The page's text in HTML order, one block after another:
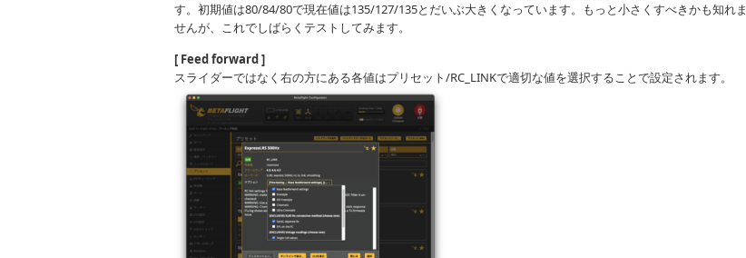
す。初期値は80/84/80で現在値は135/127/135とだいぶ大きくなっています。もっと小さくすべきかも知れま
せんが、これでしばらくテストしてみます。
[ Feed forward ]
スライダーではなく右の方にある各値はプリセット/RC_LINKで適切な値を選択することで設定されます。